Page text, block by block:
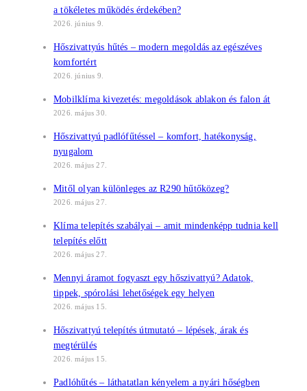
a tökéletes működés érdekében?
2026. június 9.
Hőszivattyús hűtés – modern megoldás az egészéves
komfortért
2026. június 9.
Mobilklíma kivezetés: megoldások ablakon és falon át
2026. május 30.
Hőszivattyú padlófűtéssel – komfort, hatékonyság,
nyugalom
2026. május 27.
Mitől olyan különleges az R290 hűtőközeg?
2026. május 27.
Klíma telepítés szabályai – amit mindenképp tudnia kell
telepítés előtt
2026. május 27.
Mennyi áramot fogyaszt egy hőszivattyú? Adatok,
tippek, spórolási lehetőségek egy helyen
2026. május 15.
Hőszivattyú telepítés útmutató – lépések, árak és
megtérülés
2026. május 15.
Padlóhűtés – láthatatlan kényelem a nyári hőségben